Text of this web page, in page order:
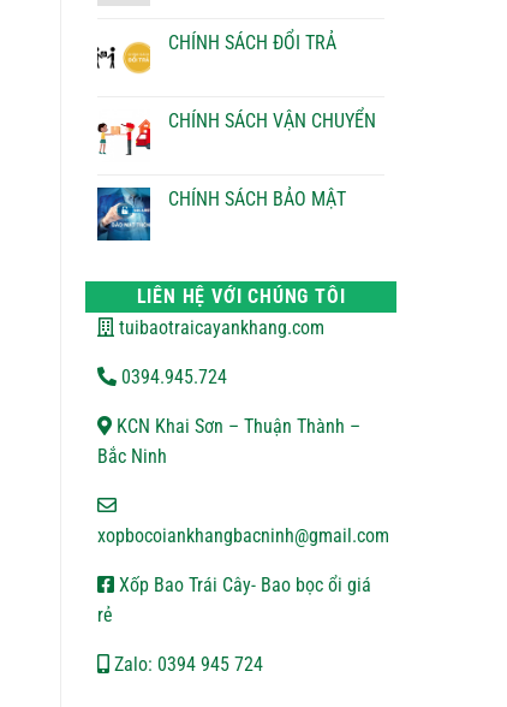
luận
ở
TOÁN
CHÍNH SÁCH ĐỔI TRẢ
luận
ở
TRẢ
CHÍNH SÁCH VẬN CHUYỂN
luận
ởCHÍNH SÁCH BẢO MẬT
ở
CHÍNH
SÁCH
BẢO
LIÊN HỆ VỚI CHÚNG TÔI
tuibaotraicayankhang.com
0394.945.724
KCN Khai Sơn – Thuận Thành –
Bắc Ninh
xopbocoiankhangbacninh@gmail.com
Xốp Bao Trái Cây- Bao bọc ổi giá
rẻ
Zalo: 0394 945 724